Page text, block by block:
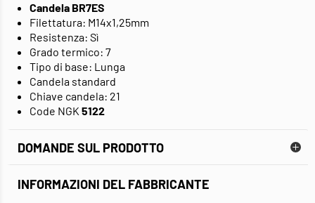
Candela BR7ES
Filettatura: M14x1,25mm
Resistenza: Sì
Grado termico: 7
Tipo di base: Lunga
Candela standard
Chiave candela: 21
Code NGK 5122
DOMANDE SUL PRODOTTO
INFORMAZIONI DEL FABBRICANTE